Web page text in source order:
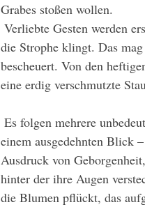
Grabes stoßen wollen.
die Strophe klingt. Das
bescheuert. Von den
eine erdig verschmutzte
einem ausgedehnten Blick
Ausdruck von
hinter der ihre Augen
die Blumen pflückt, das